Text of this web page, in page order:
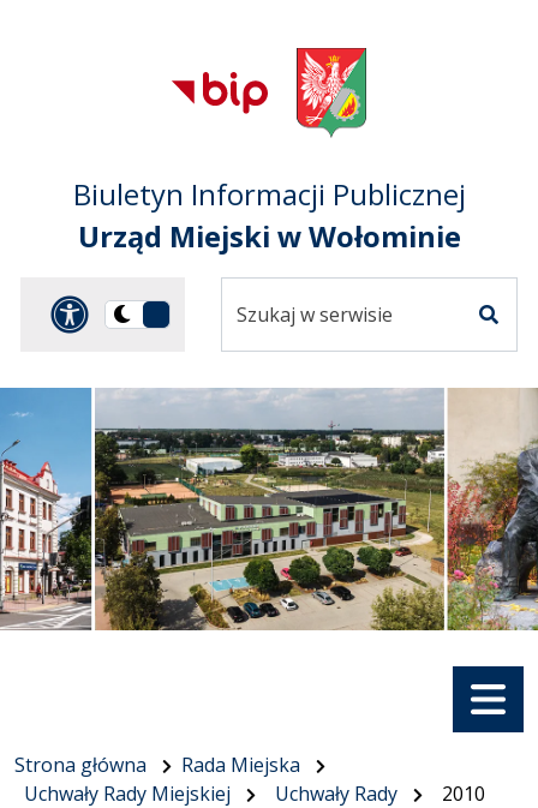
Przejdź do
głównego menu
Przejdź do treści
Przejdź do mapy
serwisu
Biuletyn Informacji Publicznej
Urząd Miejski w Wołominie
Panel dostosowania
Przełącz
ciemną
serwisie
Menu
Strona główna
Rada Miejska
Uchwały Rady Miejskiej
Uchwały Rady 2010